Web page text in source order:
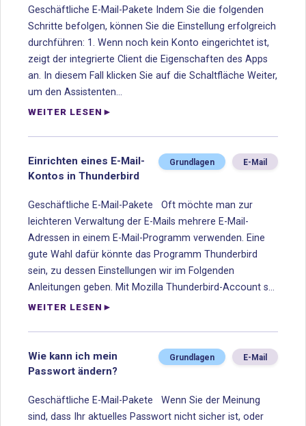
Geschäftliche E-Mail-Pakete Indem Sie die folgenden
Schritte befolgen, können Sie die Einstellung erfolgreich
durchführen: 1. Wenn noch kein Konto eingerichtet ist,
zeigt der integrierte Client die Eigenschaften des Apps
an. In diesem Fall klicken Sie auf die Schaltfläche Weiter,
um den Assistenten...
WEITER LESEN
Einrichten eines E-Mail-
Kontos in Thunderbird
Grundlagen E-Mail
Geschäftliche E-Mail-Pakete Oft möchte man zur
leichteren Verwaltung der E-Mails mehrere E-Mail-
Adressen in einem E-Mail-Programm verwenden. Eine
gute Wahl dafür könnte das Programm Thunderbird
sein, zu dessen Einstellungen wir im Folgenden
Anleitungen geben. Mit Mozilla Thunderbird-Account s...
WEITER LESEN
Wie kann ich mein
Passwort ändern?
Grundlagen E-Mail
Geschäftliche E-Mail-Pakete Wenn Sie der Meinung
sind, dass Ihr aktuelles Passwort nicht sicher ist, oder